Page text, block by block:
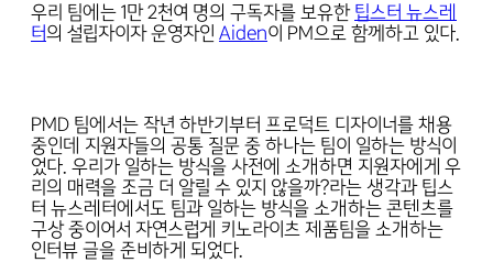
우리 팀에는 1만 2천여 명의 구독자를 보유한 팁스터 뉴스레
터의 설립자이자 운영자인 Aiden이 PM으로 함께하고 있다.
PMD 팀에서는 작년 하반기부터 프로덕트 디자이너를 채용
중인데 지원자들의 공통 질문 중 하나는 팀이 일하는 방식이
었다. 우리가 일하는 방식을 사전에 소개하면 지원자에게 우
리의 매력을 조금 더 알릴 수 있지 않을까?라는 생각과 팁스
터 뉴스레터에서도 팀과 일하는 방식을 소개하는 콘텐츠를
구상 중이어서 자연스럽게 키노라이츠 제품팀을 소개하는
인터뷰 글을 준비하게 되었다.